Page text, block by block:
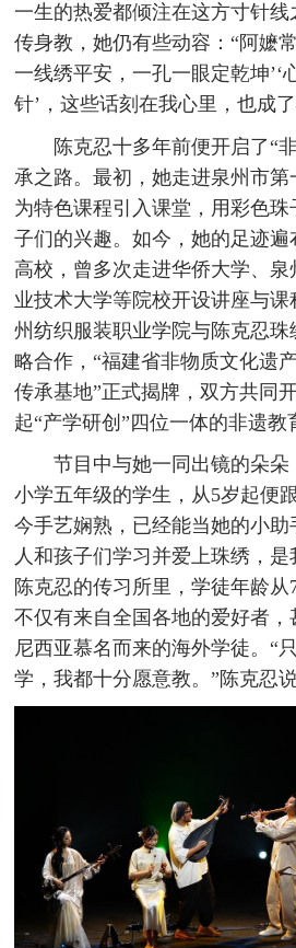
一生的热爱都倾注在这方寸针
传身教，她仍有些动容：“阿嬷
一线绣平安，一孔一眼定乾坤’‘
针’，这些话刻在我心里，也成
陈克忍十多年前便开启了“
承之路。最初，她走进泉州市
为特色课程引入课堂，用彩色
子们的兴趣。如今，她的足迹
高校，曾多次走进华侨大学、
业技术大学等院校开设讲座与课
州纺织服装职业学院与陈克忍
略合作，“福建省非物质文化遗
传承基地”正式揭牌，双方共同
起“产学研创”四位一体的非遗教
节目中与她一同出镜的朵
小学五年级的学生，从5岁起便
今手艺娴熟，已经能当她的小助
人和孩子们学习并爱上珠绣，
陈克忍的传习所里，学徒年龄从
不仅有来自全国各地的爱好者
尼西亚慕名而来的海外学徒。“
学，我都十分愿意教。”陈克忍说